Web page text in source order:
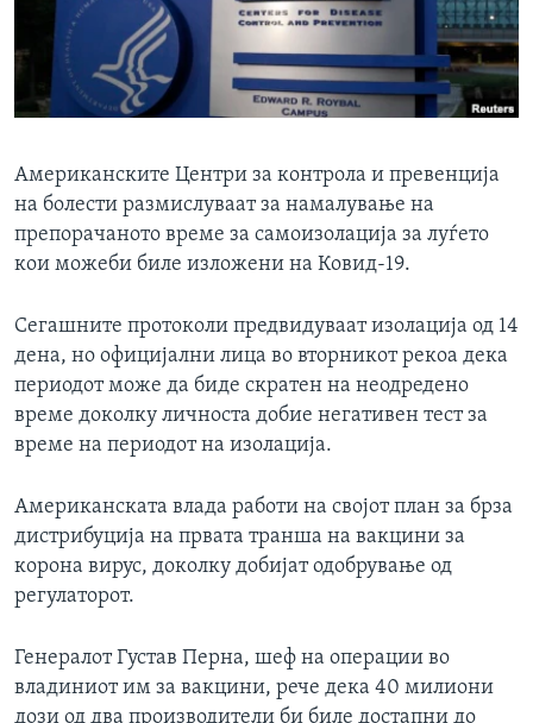
ИНТЕРВЈУА
Јазици
Американските Центри за контрола и превенција
на болести размислуваат за намалување на
препорачаното време за самоизолација за луѓето
кои можеби биле изложени на Ковид-19.
Сегашните протоколи предвидуваат изолација од 14
дена, но официјални лица во вторникот рекоа дека
периодот може да биде скратен на неодредено
време доколку личноста добие негативен тест за
време на периодот на изолација.
Американската влада работи на својот план за брза
дистрибуција на првата транша на вакцини за
корона вирус, доколку добијат одобрување од
регулаторот.
Генералот Густав Перна, шеф на операции во
владиниот им за вакцини, рече дека 40 милиони
дози од два производители би биле достапни до